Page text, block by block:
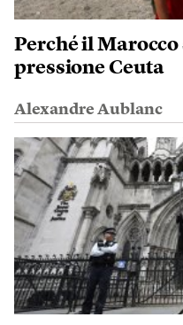
Perché il
pressione Ceuta
Alexandre Aublanc